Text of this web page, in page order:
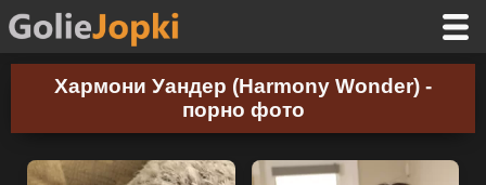
Хармони Уандер (Harmony Wonder) -
порно фото